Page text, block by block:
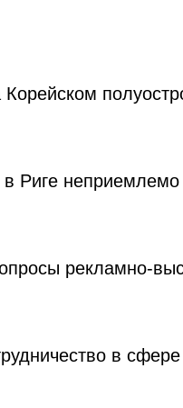
Риге неприемлемо
рекламно-
в сфере